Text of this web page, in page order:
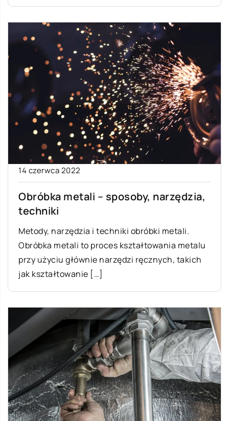
14 czerwca 2022
Obróbka metali – sposoby, narzędzia,
techniki
Metody, narzędzia i techniki obróbki metali.
Obróbka metali to proces kształtowania metalu
przy użyciu głównie narzędzi ręcznych, takich
jak kształtowanie […]